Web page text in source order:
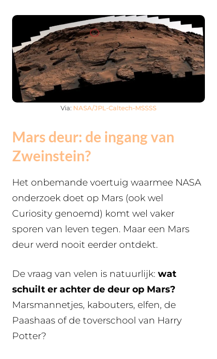
Via: NASA/JPL-Caltech-MSSSS
Mars deur: de ingang van
Zweinstein?
Het onbemande voertuig waarmee NASA
onderzoek doet op Mars (ook wel
Curiosity genoemd) komt wel vaker
sporen van leven tegen. Maar een Mars
deur werd nooit eerder ontdekt.
De vraag van velen is natuurlijk: wat
schuilt er achter de deur op Mars?
Marsmannetjes, kabouters, elfen, de
Paashaas of de toverschool van Harry
Potter?